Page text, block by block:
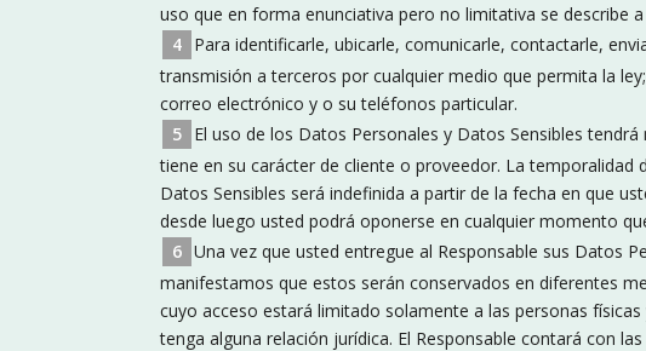
uso que en forma enunciativa pero no limitativa se describe
Para identificarle, ubicarle, comunicarle, contactarle,
transmisión a terceros por cualquier medio que permita la
correo electrónico y o su teléfonos particular.
El uso de los Datos Personales y Datos Sensibles
tiene en su carácter de cliente o proveedor. La
Datos Sensibles será indefinida a partir de la fecha en que
desde luego usted podrá oponerse en cualquier momento
Una vez que usted entregue al Responsable sus Datos
manifestamos que estos serán conservados en diferentes
cuyo acceso estará limitado solamente a las personas
tenga alguna relación jurídica.​ El Responsable contará con